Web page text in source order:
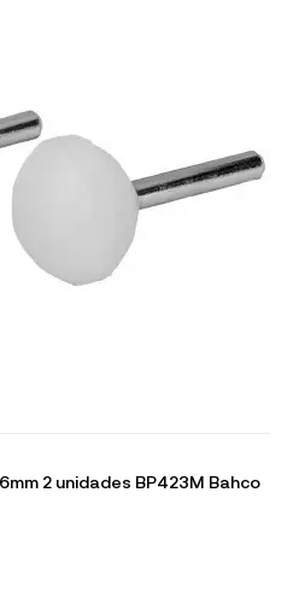
2 unidades BP423M Bahco